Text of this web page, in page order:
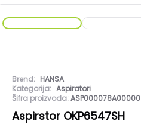
Brend: HANSA
Kategorija: Aspiratori
Šifra proizvoda:ASP000078A00000
Aspirstor OKP6547SH